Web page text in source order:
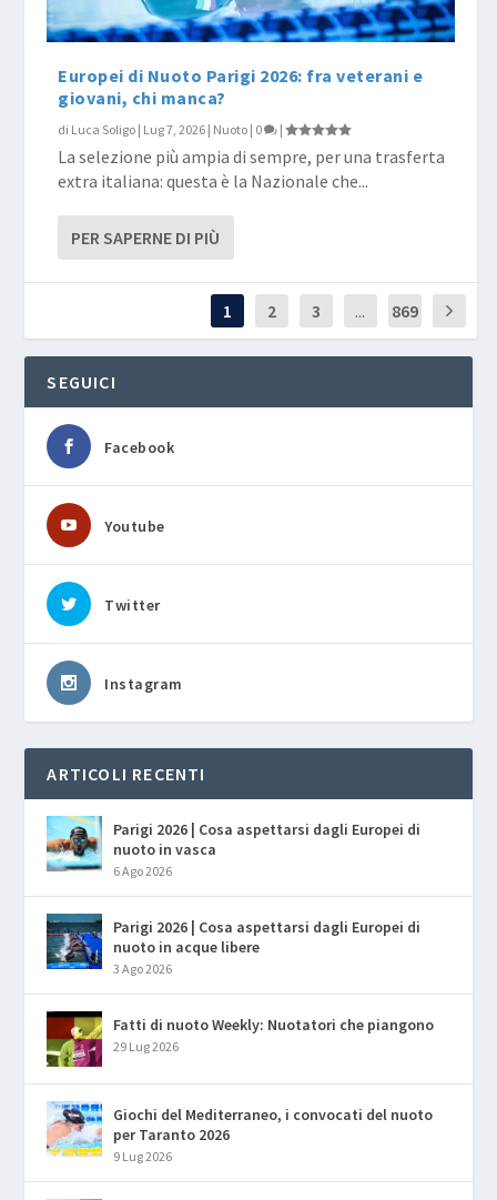
Europei di Nuoto Parigi 2026: fra veterani e
giovani, chi manca?
di Luca Soligo | Lug 7, 2026 | Nuoto | 0 |
La selezione più ampia di sempre, per una trasferta
extra italiana: questa è la Nazionale che...
PER SAPERNE DI PIÙ
1 2 3 ... 869
SEGUICI
Facebook
Youtube
Twitter
Instagram
ARTICOLI RECENTI
Parigi 2026 | Cosa aspettarsi dagli Europei di
nuoto in vasca
6 Ago 2026
Parigi 2026 | Cosa aspettarsi dagli Europei di
nuoto in acque libere
3 Ago 2026
Fatti di nuoto Weekly: Nuotatori che piangono
29 Lug 2026
Giochi del Mediterraneo, i convocati del nuoto
per Taranto 2026
9 Lug 2026